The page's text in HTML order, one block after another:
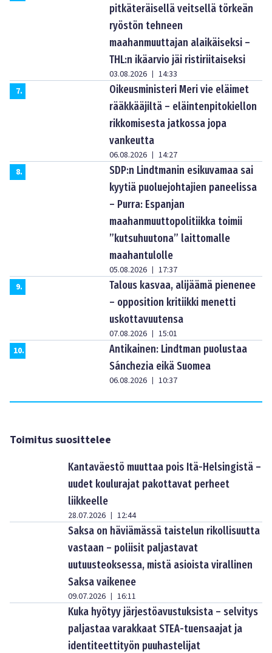
pitkäteräisellä veitsellä törkeän
ryöstön tehneen
maahanmuuttajan alaikäiseksi –
THL:n ikäarvio jäi ristiriitaiseksi
03.08.2026 | 14:33
7.
Oikeusministeri Meri vie eläimet
rääkkääjiltä – eläintenpitokiellon
rikkomisesta jatkossa jopa
vankeutta
06.08.2026 | 14:27
8.
SDP:n Lindtmanin esikuvamaa sai
kyytiä puoluejohtajien paneelissa
– Purra: Espanjan
maahanmuuttopolitiikka toimii
”kutsuhuutona” laittomalle
maahantulolle
05.08.2026 | 17:37
9.
Talous kasvaa, alijäämä pienenee
– opposition kritiikki menetti
uskottavuutensa
07.08.2026 | 15:01
10.
Antikainen: Lindtman puolustaa
Sánchezia eikä Suomea
06.08.2026 | 10:37
Toimitus suosittelee
Kantaväestö muuttaa pois Itä-Helsingistä –
uudet koulurajat pakottavat perheet
liikkeelle
28.07.2026 | 12:44
Saksa on häviämässä taistelun rikollisuutta
vastaan – poliisit paljastavat
uutuusteoksessa, mistä asioista virallinen
Saksa vaikenee
09.07.2026 | 16:11
Kuka hyötyy järjestöavustuksista – selvitys
paljastaa varakkaat STEA-tuensaajat ja
identiteettityön puuhastelijat